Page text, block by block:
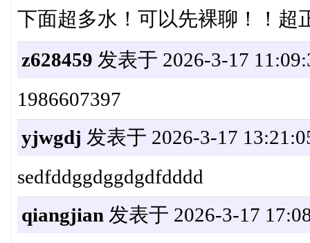
下面超多水！可以先裸聊！！超
z628459 发表于 2026-3-17
1986607397
yjwgdj 发表于 2026-3-17
sedfddggdggdgdfdddd
qiangjian 发表于 2026-3-17